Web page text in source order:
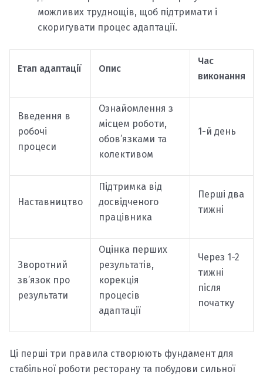
можливих труднощів, щоб підтримати і
скоригувати процес адаптації.
Етап адаптації Опис
Час
виконання
Введення в
робочі
процеси
Ознайомлення з
місцем роботи,
обов’язками та
колективом
1-й день
Наставництво
Підтримка від
досвідченого
працівника
Перші два
тижні
Зворотний
зв’язок про
результати
Оцінка перших
результатів,
корекція
процесів
адаптації
Через 1-2
тижні
після
початку
Ці перші три правила створюють фундамент для
стабільної роботи ресторану та побудови сильної